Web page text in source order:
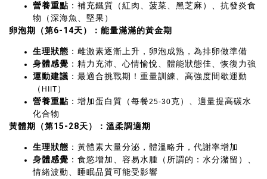
營養重點 ：補充鐵質（紅肉、菠菜、黑芝麻）、抗發炎食
物（深海魚、堅果）
卵泡期（第6-14天）：能量滿滿的黃金期
生理狀態 ：雌激素逐漸上升，卵泡成熟，為排卵做準備
身體感覺 ：精力充沛、心情愉悅、體能狀態佳、恢復力強
運動建議 ：最適合挑戰期！重量訓練、高強度間歇運動
（ HIIT ）
營養重點 ：增加蛋白質（每餐25-30克）、適量提高碳水
化合物
黃體期（第15-28天）：溫柔調適期
生理狀態 ：黃體素大量分泌，體溫略升，代謝率增加
身體感覺 ：食慾增加、容易水腫（所謂的：水分潴留）、
情緒波動、睡眠品質可能受影響